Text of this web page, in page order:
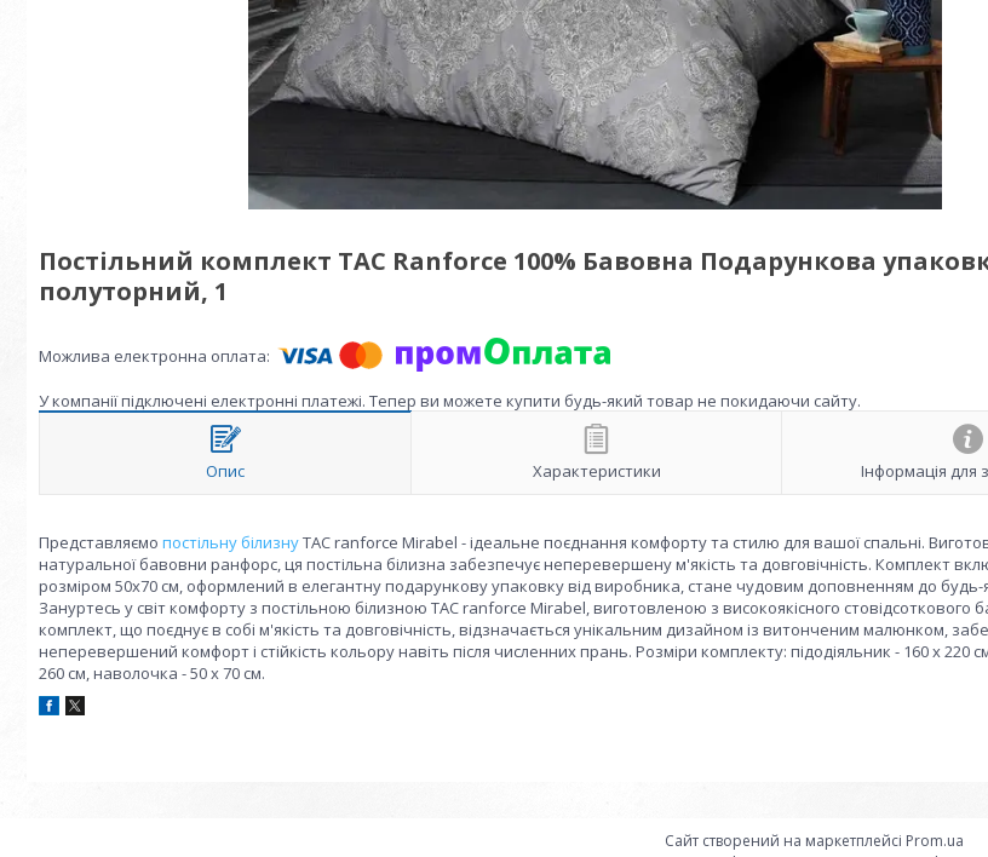
Постільний комплект TAC Ranforce 100% Бавовна Подарункова
полуторний, 1
У компанії підключені електронні платежі. Тепер ви можете купити будь-який товар не покидаючи сайту.
Опис Характеристики Інформація для
Представляємо постільну білизнуTAC ranforce Mirabel - ідеальне поєднання комфорту та стилю для вашої спальні.
натуральної бавовни ранфорс, ця постільна білизна забезпечує неперевершену м'якість та довговічність. Комплект
розміром 50x70 см, оформлений в елегантну подарункову упаковку від виробника, стане чудовим доповненням до будь-
Зануртесь у світ комфорту з постільною білизною TAC ranforce Mirabel, виготовленою з високоякісного стовідсоткового
комплект, що поєднує в собі м'якість та довговічність, відзначається унікальним дизайном із витонченим малюнком,
неперевершений комфорт і стійкість кольору навіть після численних прань. Розміри комплекту: підодіяльник - 160 х 220
260 см, наволочка - 50 х 70 см.
Сайт створений на маркетплейсі Prom.ua